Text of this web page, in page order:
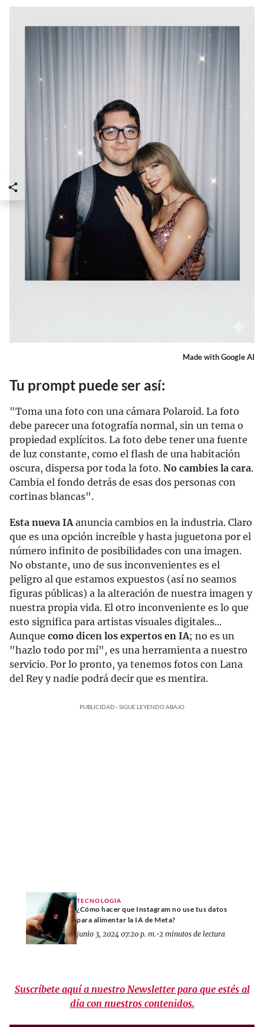
Made with Google AI
Tu prompt puede ser así:
"Toma una foto con una cámara Polaroid. La foto
debe parecer una fotografía normal, sin un tema o
propiedad explícitos. La foto debe tener una fuente
de luz constante, como el flash de una habitación
oscura, dispersa por toda la foto. No cambies la cara.
Cambia el fondo detrás de esas dos personas con
cortinas blancas".
Esta nueva IAanuncia cambios en la industria. Claro
que es una opción increíble y hasta juguetona por el
número infinito de posibilidades con una imagen.
No obstante, uno de sus inconvenientes es el
peligro al que estamos expuestos (así no seamos
figuras públicas) a la alteración de nuestra imagen y
nuestra propia vida. El otro inconveniente es lo que
esto significa para artistas visuales digitales...
Aunque como dicen los expertos en IA; no es un
"hazlo todo por mí", es una herramienta a nuestro
servicio. Por lo pronto, ya tenemos fotos con Lana
del Rey y nadie podrá decir que es mentira.
PUBLICIDAD - SIGUE LEYENDO ABAJO
TECNOLOGÍA
¿Cómo hacer que Instagram no use tus datos
para alimentar la IA de Meta?
junio 3, 2024 07:20 p. m.•2 minutos de lectura
Suscríbete aquí a nuestro Newsletter para que estés al
día con nuestros contenidos.